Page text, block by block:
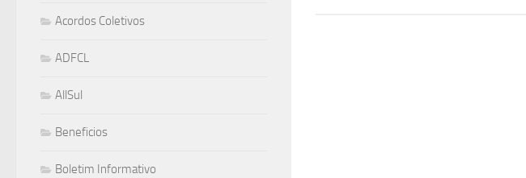
Acordos Coletivos
ADFCL
AllSul
Beneficios
Boletim Informativo